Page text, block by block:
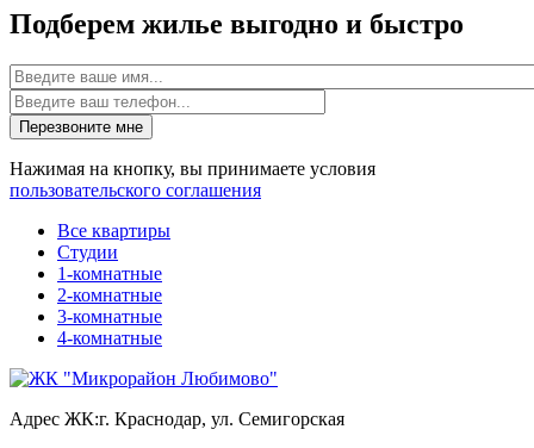
Подберем жилье выгодно и быстро
Имя
Перезвоните мне
Нажимая на кнопку, вы принимаете условия
пользовательского соглашения
Все квартиры
Студии
1-комнатные
2-комнатные
3-комнатные
4-комнатные
Адрес ЖК:г. Краснодар, ул. Семигорская